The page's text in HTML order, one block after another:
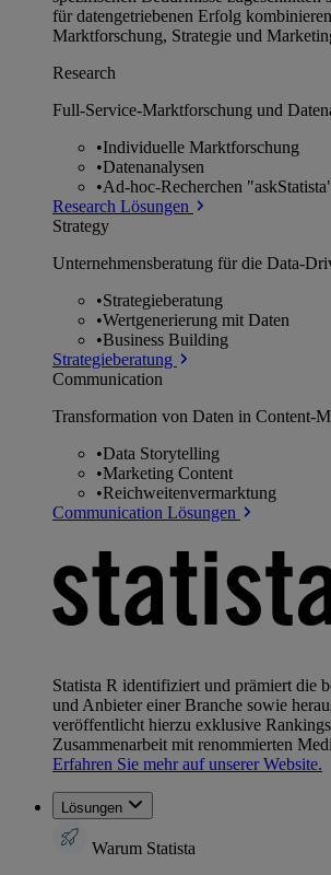
für datengetriebenen Erfolg
Marktforschung, Strategie und
Research
Full-Service-Marktforschung und
•Individuelle Marktforschung
•Datenanalysen
•Ad-hoc-Recherchen
Research Lösungen
Strategy
Unternehmens­beratung für die Data-
•Strategieberatung
•Wertgenerierung mit Daten
•Business Building
Strategieberatung
Communication
Transformation von Daten in Content-
•Data Storytelling
•Marketing Content
•Reichweitenvermarktung
Communication Lösungen
Statista R identifiziert und prämiert die
und Anbieter einer Branche sowie
veröffentlicht hierzu exklusive
Zusammenarbeit mit renommierten
Erfahren Sie mehr auf unserer Website.
Lösungen
Warum Statista